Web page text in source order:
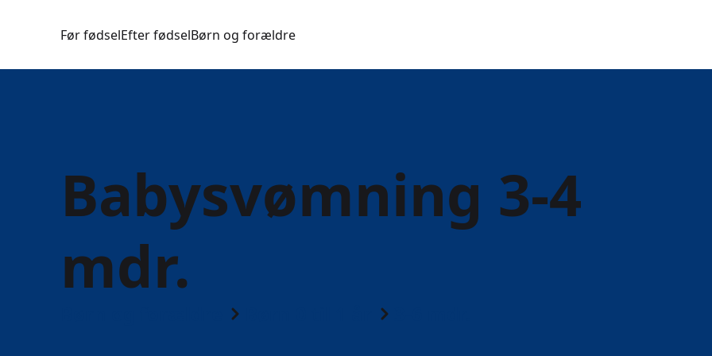
Før fødselEfter fødselBørn og forældre
Babysvømning 3-4
mdr.